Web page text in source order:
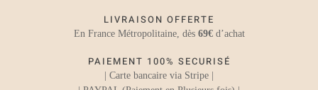
LIVRAISON OFFERTE
En France Métropolitaine, dès 69€d’achat
PAIEMENT 100% SECURISÉ
| Carte bancaire via Stripe |